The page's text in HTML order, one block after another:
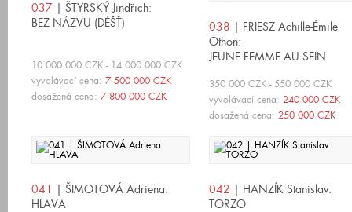
037 | ŠTYRSKÝ Jindřich:
BEZ NÁZVU (DÉŠŤ)
10 000 000 CZK - 14 000 000 CZK
vyvolávací cena: 7 500 000 CZK
dosažená cena: 7 800 000 CZK
038 | FRIESZ Achille-Émile
Othon:
JEUNE FEMME AU SEIN
CANAPÉ
350 000 CZK - 550 000 CZK
vyvolávací cena: 240 000 CZK
dosažená cena: 250 000 CZK
041 | ŠIMOTOVÁ Adriena:
HLAVA
042 | HANZÍK Stanislav:
TORZO